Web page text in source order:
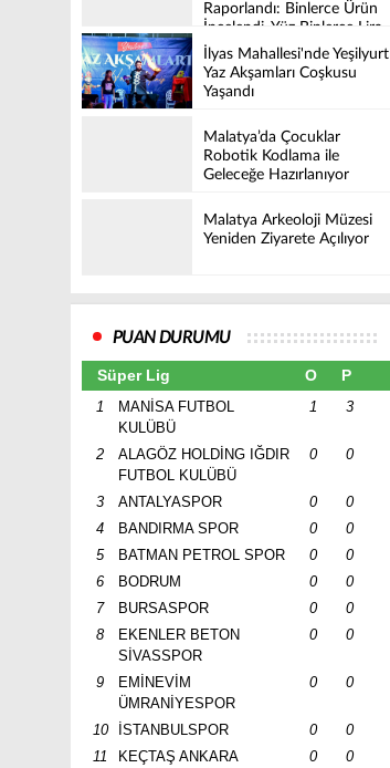
Raporlandı: Binlerce Ürün
İncelendi, Yüz Binlerce Lira
Cez Kesildi
İlyas Mahallesi'nde Yeşilyurt
Yaz Akşamları Coşkusu
Yaşandı
Malatya’da Çocuklar
Robotik Kodlama ile
Geleceğe Hazırlanıyor
Malatya Arkeoloji Müzesi
Yeniden Ziyarete Açılıyor
PUAN DURUMU
Süper Lig O P
1
MANİSA FUTBOL
KULÜBÜ
1 3
2
ALAGÖZ HOLDİNG IĞDIR
FUTBOL KULÜBÜ
0 0
3 ANTALYASPOR 0
0
4
BANDIRMA SPOR 0
0
5
BATMAN PETROL SPOR 0
0
6
BODRUM 0
0
7
BURSASPOR 0
0
8
EKENLER BETON
SİVASSPOR
0 0
9
EMİNEVİM
ÜMRANİYESPOR
0 0
10 İSTANBULSPOR 0
0
11
KEÇTAŞ ANKARA
0 0